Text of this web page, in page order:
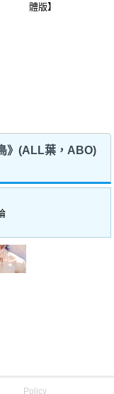
體版】
》(ALL葉，ABO)
Policy